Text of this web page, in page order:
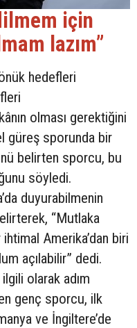
için
lazım”
hedefleri
olması gerektiğini
güreş sporunda bir
belirten sporcu, bu
söyledi.
duyurabilmenin
“Mutlaka
ihtimal Amerika’dan biri
açılabilir” dedi.
olarak adım
genç sporcu, ilk
ve İngiltere’de